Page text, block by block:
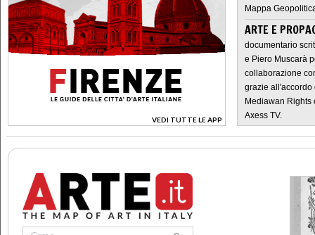
VEDI TUTTE LE APP
>
Mappa
ARTE E
documentario
e Piero Muscarà
collaborazione
grazie all'accordo
Mediawan Rights
Axess TV.